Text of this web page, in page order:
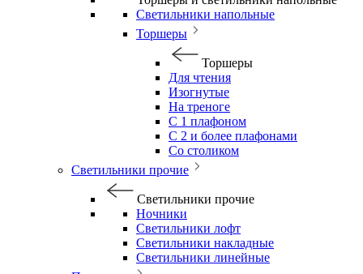
Светильники напольные
Торшеры
Торшеры
Для чтения
Изогнутые
На треноге
С 1 плафоном
С 2 и более плафонами
Со столиком
Светильники прочие
Светильники прочие
Ночники
Светильники лофт
Светильники накладные
Светильники линейные